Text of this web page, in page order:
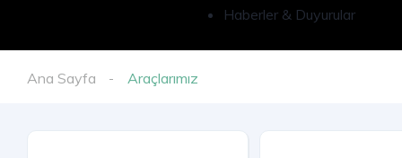
Haberler & Duyurular
Ana Sayfa Araçlarımız